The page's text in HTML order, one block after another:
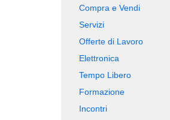
Compra e Vendi
Servizi
Offerte di Lavoro
Elettronica
Tempo Libero
Formazione
Incontri